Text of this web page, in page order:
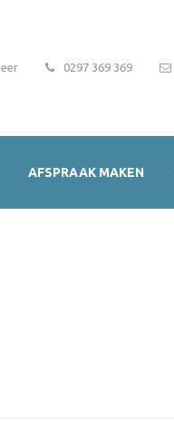
0297 369 369
AFSPRAAK MAKEN